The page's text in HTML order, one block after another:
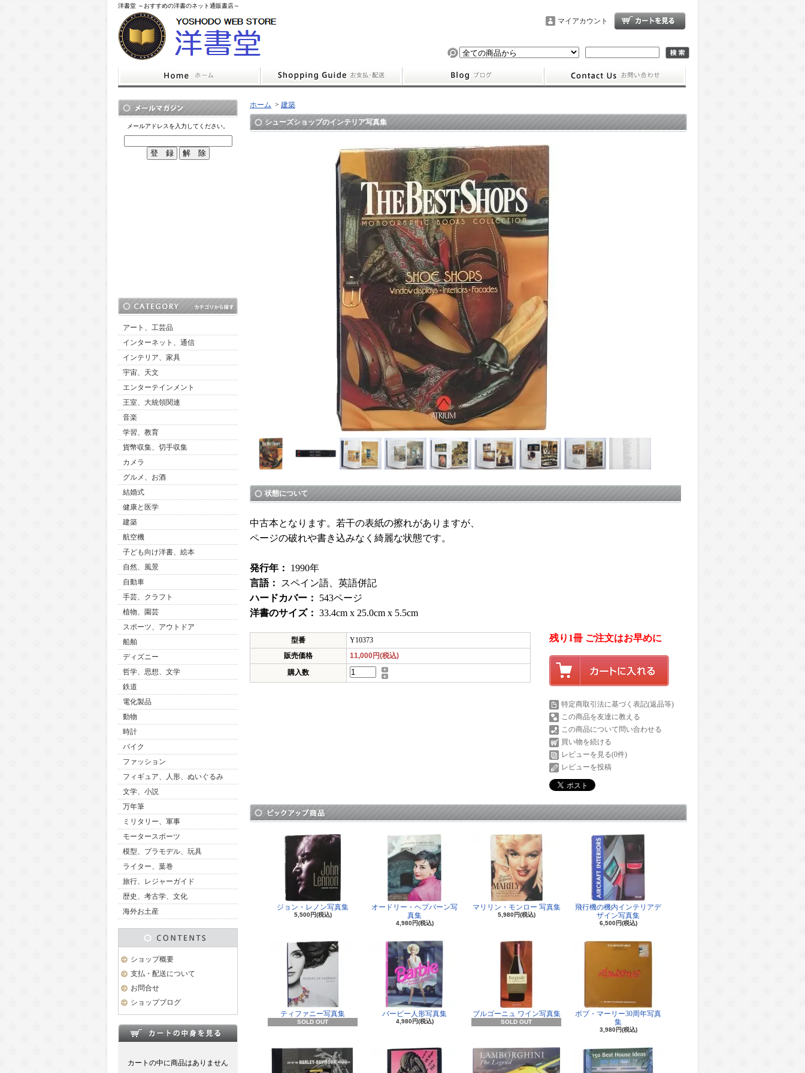
洋書堂 ～おすすめの洋書のネット通販書店～
マイアカウント
メールアドレスを入力してください。
アート、工芸品
インターネット、通信
インテリア、家具
宇宙、天文
エンターテインメント
王室、大統領関連
音楽
学習、教育
貨幣収集、切手収集
カメラ
グルメ、お酒
結婚式
健康と医学
建築
航空機
子ども向け洋書、絵本
自然、風景
自動車
手芸、クラフト
植物、園芸
スポーツ、アウトドア
船舶
ディズニー
哲学、思想、文学
鉄道
電化製品
動物
時計
バイク
ファッション
フィギュア、人形、ぬいぐるみ
文学、小説
万年筆
ミリタリー、軍事
モータースポーツ
模型、プラモデル、玩具
ライター、葉巻
旅行、レジャーガイド
歴史、考古学、文化
海外お土産
ショップ概要
支払・配送について
お問合せ
ショップブログ
カートの中に商品はありません
ホーム > 建築
シューズショップのインテリア写真集
状態について
中古本となります。若干の表紙の擦れがありますが、
ページの破れや書き込みなく綺麗な状態です。
発行年：
1990年
言語：
スペイン語、英語併記
ハードカバー：
543ページ
洋書のサイズ： 33.4cm x 25.0cm x 5.5cm
型番
Y10373
販売価格
11,000円(税込)
購入数
残り1冊 ご注文はお早めに
特定商取引法に基づく表記(返品等)
この商品を友達に教える
この商品について問い合わせる
買い物を続ける
レビューを見る(0件)
レビューを投稿
ジョン・レノン写真集
5,500円(税込)
オードリー・ヘプバーン写
真集
4,980円(税込)
マリリン・モンロー 写真集
5,980円(税込)
飛行機の機内インテリアデ
ザイン写真集
6,500円(税込)
ティファニー写真集
SOLD OUT
バービー人形写真集
4,980円(税込)
ブルゴーニュ ワイン写真集
SOLD OUT
ボブ・マーリー30周年写真
集
3,980円(税込)